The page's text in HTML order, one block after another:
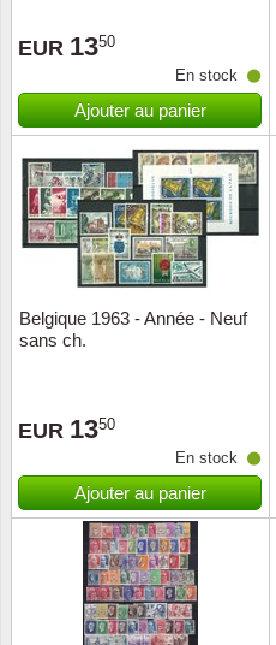
EUR 1350
En stock
Ajouter au panier
Belgique 1963 - Année - Neuf
sans ch.
EUR 1350
En stock
Ajouter au panier